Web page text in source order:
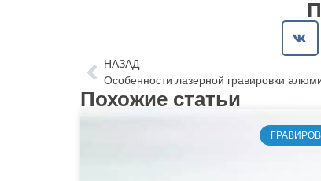
НАЗАД
Особенности лазерной гравировки
Похожие статьи